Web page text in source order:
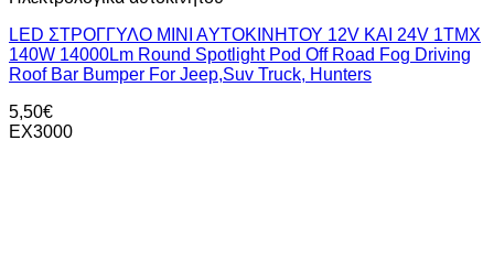
LED ΣΤΡΟΓΓΥΛΟ ΜΙΝΙ ΑYΤΟΚΙΝΗΤΟΥ 12V KAI 24V 1TMX
140W 14000Lm Round Spotlight Pod Off Road Fog Driving
Roof Bar Bumper For Jeep,Suv Truck, Hunters
5,50€
ΕΧ3000